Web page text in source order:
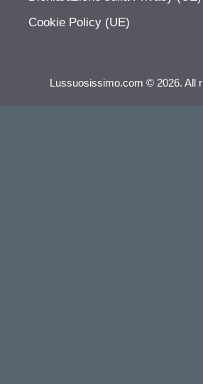
Cookie Policy (UE)
Lussuosissimo.com © 2026. All